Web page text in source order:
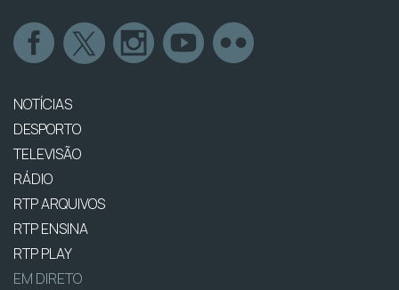
NOTÍCIAS
DESPORTO
TELEVISÃO
RÁDIO
RTP ARQUIVOS
RTP ENSINA
RTP PLAY
EM DIRETO